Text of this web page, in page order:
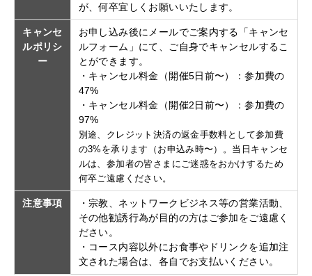
が、何卒宜しくお願いいたします。
キャンセ
ルポリシ
ー
お申し込み後にメールでご案内する「キャンセ
ルフォーム」にて、ご自身でキャンセルするこ
とができます。
・キャンセル料金（開催5日前〜）：参加費の
47%
・キャンセル料金（開催2日前〜）：参加費の
97%
別途、クレジット決済の返金手数料として参加費
の3%を承ります（お申込み時〜）。当日キャンセ
ルは、参加者の皆さまにご迷惑をおかけするため
何卒ご遠慮ください。
注意事項
・宗教、ネットワークビジネス等の営業活動、
その他勧誘行為が目的の方はご参加をご遠慮く
ださい。
・コース内容以外にお食事やドリンクを追加注
文された場合は、各自でお支払いください。